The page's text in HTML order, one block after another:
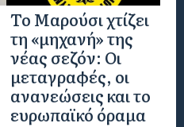
Το Μαρούσι χτίζει
τη «μηχανή» της
νέας σεζόν: Οι
μεταγραφές, οι
ανανεώσεις και το
ευρωπαϊκό όραμα